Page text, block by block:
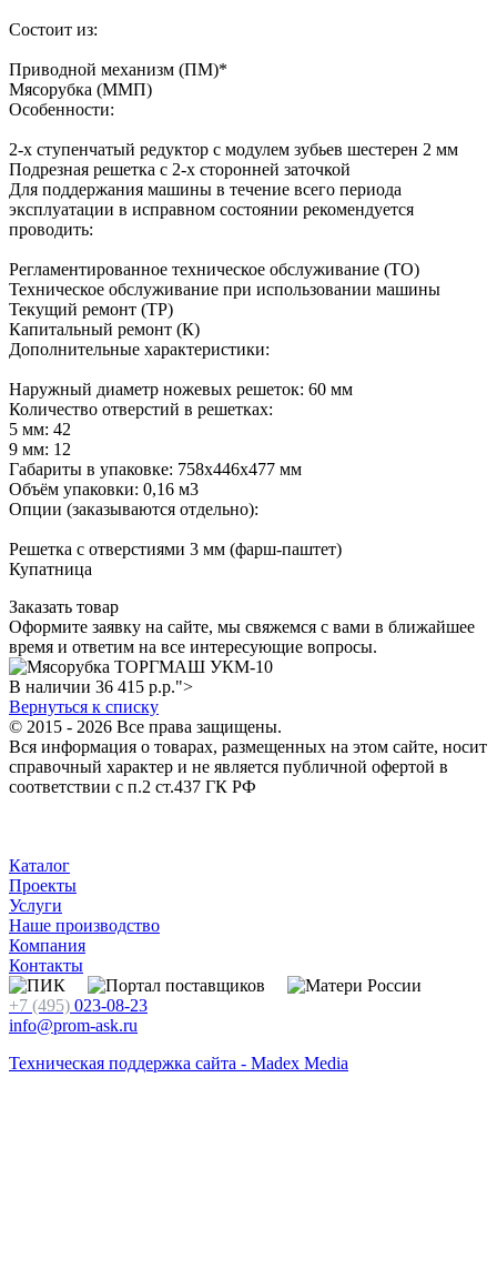
Состоит из:
Приводной механизм (ПМ)​*​
Мясорубка (ММП)
Особенности:
2-х ступенчатый редуктор с модулем зубьев шестерен 2 мм
Подрезная решетка с 2-х сторонней заточкой
Для поддержания машины в течение всего периода
эксплуатации в исправном состоянии рекомендуется
проводить:
Регламентированное техническое обслуживание (ТО)
Техническое обслуживание при использовании машины
Текущий ремонт (ТР)
Капитальный ремонт (К)
Дополнительные характеристики:
Наружный диаметр ножевых решеток: 60 мм
Количество отверстий в решетках:
5 мм: 42
9 мм: 12
Габариты в упаковке: 758х446х477 мм
Объём упаковки: 0,16 м3
Опции (заказываются отдельно):
Решетка с отверстиями 3 мм (фарш-паштет)
​Купатница
Заказать товар
Оформите заявку на сайте, мы свяжемся с вами в ближайшее
время и ответим на все интересующие вопросы.
В наличии 36 415 р.р.">
Вернуться к списку
© 2015 - 2026 Все права защищены.
Вся информация о товарах, размещенных на этом сайте, носит
справочный характер и не является публичной офертой в
соответствии с п.2 ст.437 ГК РФ
Каталог
Проекты
Услуги
Наше производство
Компания
Контакты
+7 (495) 023-08-23
info@prom-ask.ru
Техническая поддержка сайта - Madex Media